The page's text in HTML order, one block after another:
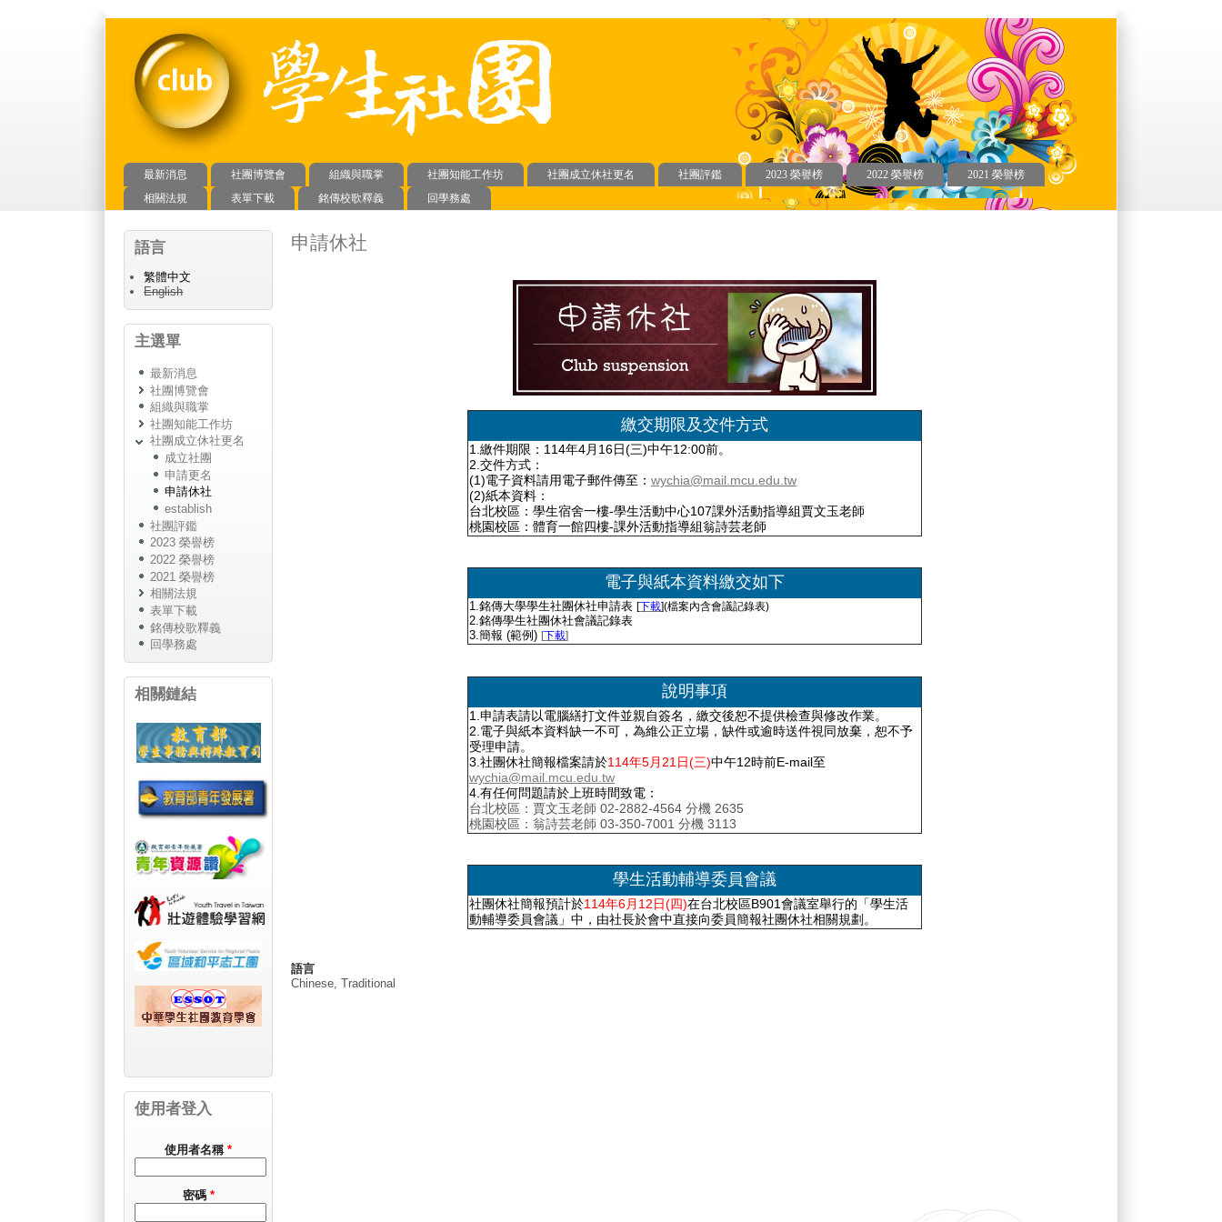
主選單
最新消息 社團博覽會 組織與職掌 社團知能工作坊 社團成立休社更名 社團評鑑 2023 榮譽榜 2022 榮譽榜
2021 榮譽榜
相關法規
表單下載 銘傳校歌釋義 回學務處
申請休社
繳交期限及交件方式
1.繳件期限：114年4月16日(三)中午12:00前。
2.交件方式：
(1)電子資料請用電子郵件傳至： wychia@mail.mcu.edu.tw
(2)紙本資料：
台北校區：學生宿舍一樓-學生活動中心107課外活動指導組賈文玉老師
桃園校區：體育一館四樓-課外活動指導組翁詩芸老師
電子與紙本資料繳交如下
1.銘傳大學學生社團休社申請表 [下載](檔案內含會議記錄表)
2.銘傳學生社團休社會議記錄表
3.簡報 (範例) [下載]
說明事項
1.申請表請以電腦繕打文件並親自簽名，繳交後恕不提供檢查與修改作業。
2.電子與紙本資料缺一不可，為維公正立場，缺件或逾時送件視同放棄，恕不予
受理申請。
3.社團休社簡報檔案請於114年5月21日(三)中午12時前E-mail至
wychia@mail.mcu.edu.tw
4.有任何問題請於上班時間致電：
台北校區：賈文玉老師 02-2882-4564 分機 2635
桃園校區：翁詩芸老師 03-350-7001 分機 3113
學生活動輔導委員會議
社團休社簡報預計於114年6月12日(四)在台北校區B901會議室舉行的「學生活
動輔導委員會議」中，由社長於會中直接向委員簡報社團休社相關規劃。
語言
Chinese, Traditional
語言
繁體中文
English
主選單
最新消息
社團博覽會
組織與職掌
社團知能工作坊
社團成立休社更名
成立社團
申請更名
申請休社
establish
社團評鑑
2023 榮譽榜
2022 榮譽榜
2021 榮譽榜
相關法規
表單下載
銘傳校歌釋義
回學務處
相關鏈結
使用者登入
使用者名稱*
密碼 *